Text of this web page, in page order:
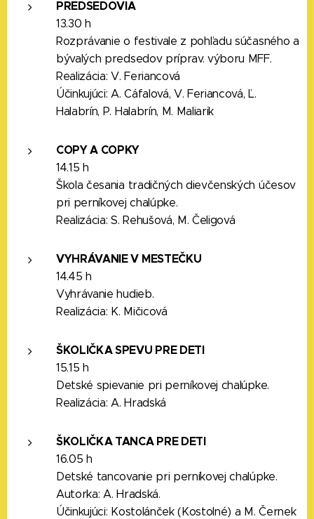
PREDSEDOVIA
13.30 h
Rozprávanie o festivale z pohľadu súčasného a
bývalých predsedov príprav. výboru MFF.
Realizácia: V. Feriancová
Účinkujúci: A. Cáfalová, V. Feriancová, Ľ.
Halabrín, P. Halabrín, M. Maliarik
COPY A COPKY
14.15 h
Škola česania tradičných dievčenských účesov
pri perníkovej chalúpke.
Realizácia: S. Rehušová, M. Čeligová
VYHRÁVANIE V MESTEČKU
14.45 h
Vyhrávanie hudieb.
Realizácia: K. Mičicová
ŠKOLIČKA SPEVU PRE DETI
15.15 h
Detské spievanie pri perníkovej chalúpke.
Realizácia: A. Hradská
ŠKOLIČKA TANCA PRE DETI
16.05 h
Detské tancovanie pri perníkovej chalúpke.
Autorka: A. Hradská.
Účinkujúci: Kostolánček (Kostolné) a M. Černek